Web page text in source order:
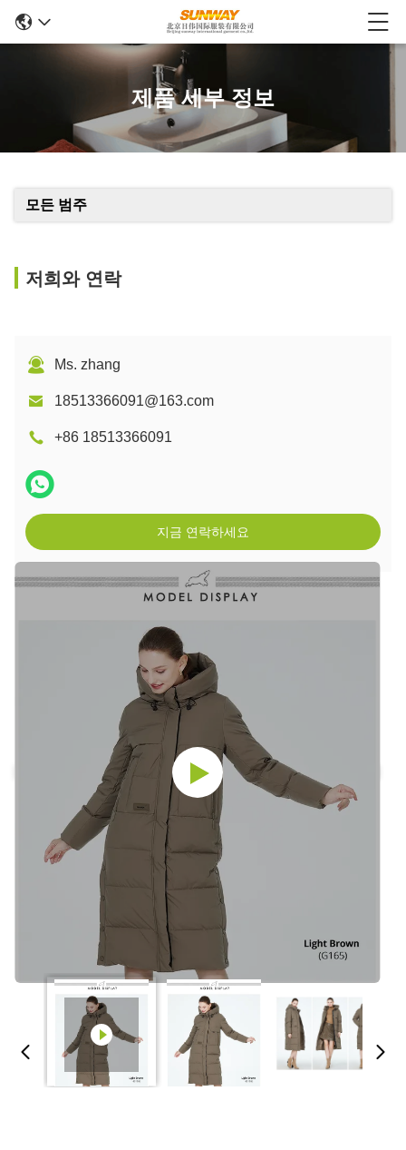
제품 세부 정보
모든 범주
저희와 연락
Ms. zhang
18513366091@163.com
+86 18513366091
지금 연락하세요